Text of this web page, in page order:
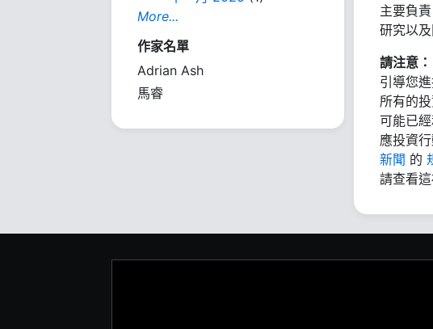
More...
作家名單
Adrian Ash
馬睿
主要負
研究以及
請注意：
引導您
所有的
可能已
應投資
新聞 的
請查看這